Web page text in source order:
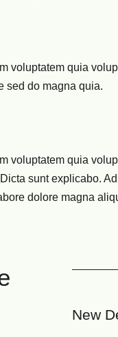
voluptatem quia
sed do magna quia.
voluptatem quia
sunt explicabo.
dolore magna
New